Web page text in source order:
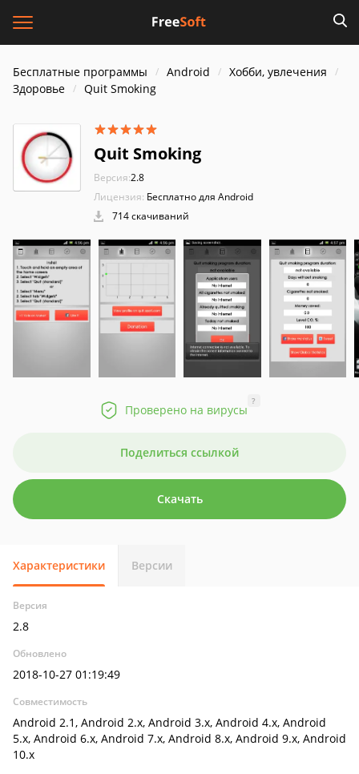
Бесплатные программы Android
Хобби, увлечения
Здоровье
Quit Smoking
Quit Smoking
Версия:2.8
Лицензия: Бесплатно для Android
714 скачиваний
Проверено на вирусы
?
Поделиться ссылкой
Скачать
Характеристики Версии
Версия
2.8
Обновлено
2018-10-27 01:19:49
Совместимость
Android 2.1, Android 2.x, Android 3.x, Android 4.x, Android
5.x, Android 6.x, Android 7.x, Android 8.x, Android 9.x, Android
10.x